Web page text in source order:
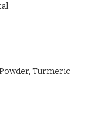
Turmeric